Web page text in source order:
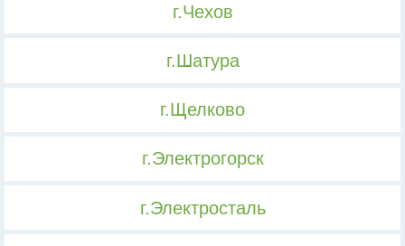
г.Чехов
г.Шатура
г.Щелково
г.Электрогорск
г.Электросталь